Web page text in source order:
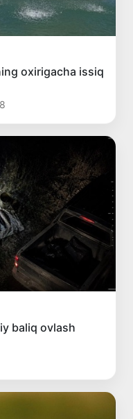
oxirigacha issiq
baliq ovlash